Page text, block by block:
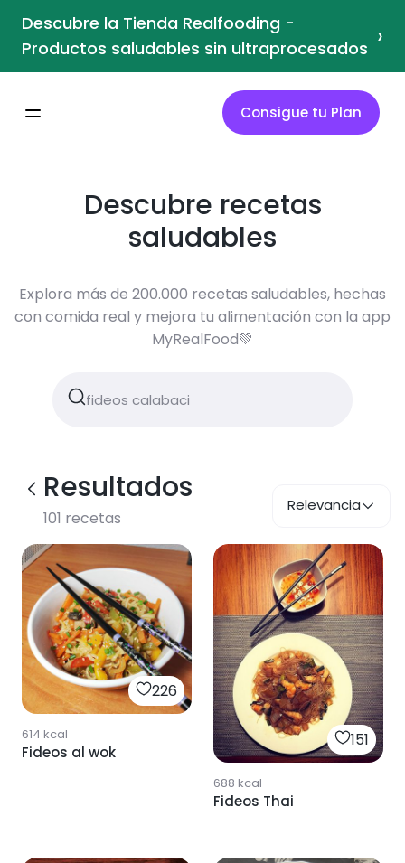
Descubre la Tienda Realfooding -
Productos saludables sin ultraprocesados ›
Consigue tu Plan
Descubre recetas
saludables
Explora más de 200.000 recetas saludables, hechas
con comida real y mejora tu alimentación con la app
MyRealFood💚
Resultados
101 recetas
Relevancia
226
614 kcal
Fideos al wok
151
688 kcal
Fideos Thai